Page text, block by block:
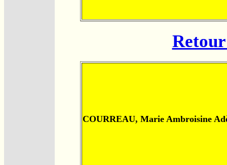
COURREAU, Marie Ambroisine